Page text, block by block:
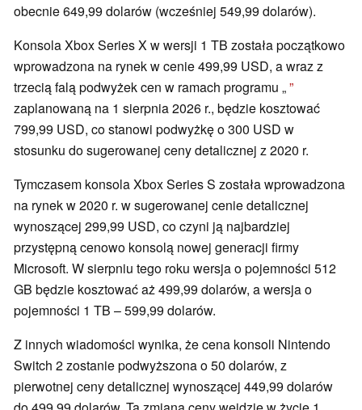
obecnie 649,99 dolarów (wcześniej 549,99 dolarów).
Konsola Xbox Series X w wersji 1 TB została początkowo
wprowadzona na rynek w cenie 499,99 USD, a wraz z
trzecią falą podwyżek cen w ramach programu „”
zaplanowaną na 1 sierpnia 2026 r., będzie kosztować
799,99 USD, co stanowi podwyżkę o 300 USD w
stosunku do sugerowanej ceny detalicznej z 2020 r.
Tymczasem konsola Xbox Series S została wprowadzona
na rynek w 2020 r. w sugerowanej cenie detalicznej
wynoszącej 299,99 USD, co czyni ją najbardziej
przystępną cenowo konsolą nowej generacji firmy
Microsoft. W sierpniu tego roku wersja o pojemności 512
GB będzie kosztować aż 499,99 dolarów, a wersja o
pojemności 1 TB – 599,99 dolarów.
Z innych wiadomości wynika, że cena konsoli Nintendo
Switch 2 zostanie podwyższona o 50 dolarów, z
pierwotnej ceny detalicznej wynoszącej 449,99 dolarów